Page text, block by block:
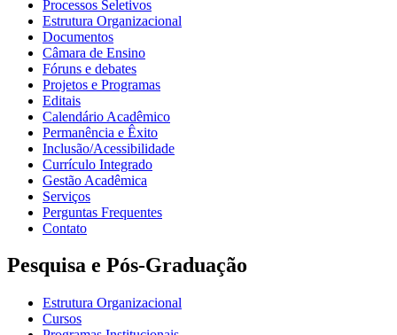
Processos Seletivos
Estrutura Organizacional
Documentos
Câmara de Ensino
Fóruns e debates
Projetos e Programas
Editais
Calendário Acadêmico
Permanência e Êxito
Inclusão/Acessibilidade
Currículo Integrado
Gestão Acadêmica
Serviços
Perguntas Frequentes
Contato
Pesquisa e Pós-Graduação
Estrutura Organizacional
Cursos